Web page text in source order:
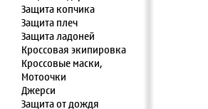
Защита копчика
Защита плеч
Защита ладоней
Кроссовая экипировка
Кроссовые маски,
Мотоочки
Джерси
Защита от дождя